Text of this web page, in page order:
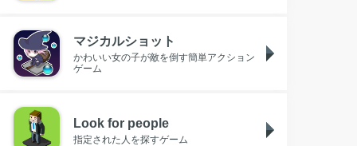
マジカルショット
かわいい女の子が敵を倒す簡単アクション
ゲーム
Look for people
指定された人を探すゲーム